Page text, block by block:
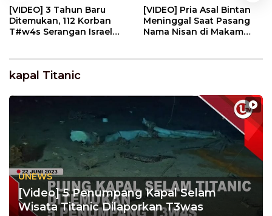
[VIDEO] 3 Tahun Baru
Ditemukan, 112 Korban
T#w4s Serangan Israel
[VIDEO] Pria Asal Bintan
Meninggal Saat Pasang
Nama Nisan di Makam
kapal Titanic
UNEWS
[Video] 5 Penumpang Kapal Selam
Wisata Titanic Dilaporkan T3was